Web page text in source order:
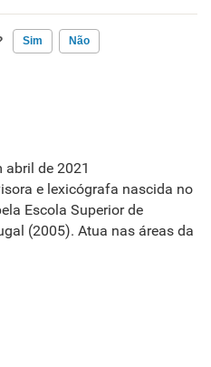
Sim Não
me ajudou
abril de 2021
e lexicógrafa nascida no
Escola Superior de
(2005). Atua nas áreas da